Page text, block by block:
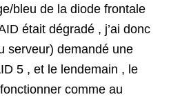
bleu de la diode frontale
était dégradé , j’ai donc
serveur) demandé une
5 , et le lendemain , le
comme au